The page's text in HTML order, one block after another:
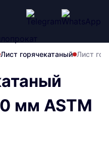
Лист горячекатаный Лист
мм ASTM